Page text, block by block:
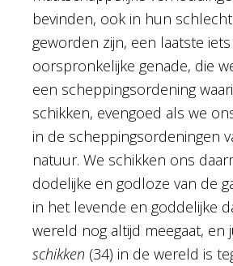
bevinden, ook in hun
geworden zijn, een laatste
oorspronkelijke genade, die
een scheppingsordening
schikken, evengoed als we
in de scheppingsordeningen
natuur. We schikken ons
dodelijke en godloze van de
in het levende en goddelijke
wereld nog altijd meegaat, en
schikken (34) in de wereld is